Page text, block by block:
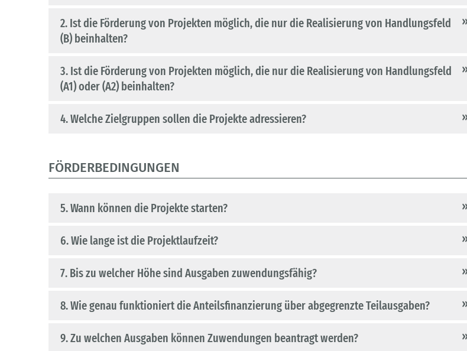
2. Ist die Förderung von Projekten möglich, die nur die Realisierung von Handlungsfeld
(B) beinhalten?
3. Ist die Förderung von Projekten möglich, die nur die Realisierung von Handlungsfeld
(A1) oder (A2) beinhalten?
4. Welche Zielgruppen sollen die Projekte adressieren?
FÖRDERBEDINGUNGEN
5. Wann können die Projekte starten?
6. Wie lange ist die Projektlaufzeit?
7. Bis zu welcher Höhe sind Ausgaben zuwendungsfähig?
8. Wie genau funktioniert die Anteilsfinanzierung über abgegrenzte Teilausgaben?
9. Zu welchen Ausgaben können Zuwendungen beantragt werden?